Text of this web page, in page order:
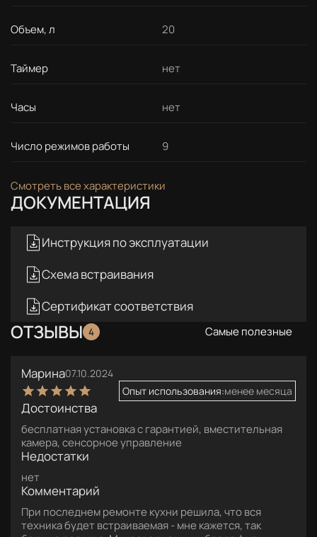
Объем, л 20
Таймер нет
Часы нет
Число режимов работы 9
Смотреть все характеристики
ДОКУМЕНТАЦИЯ
Инструкция по эксплуатации
Схема встраивания
Сертификат соответствия
ОТЗЫВЫ 4 Самые полезные
Марина07.10.2024
Опыт использования:менее месяца
Достоинства
бесплатная установка с гарантией, вместительная
камера, сенсорное управление
Недостатки
нет
Комментарий
При последнем ремонте кухни решила, что вся
техника будет встраиваемая - мне кажется, так